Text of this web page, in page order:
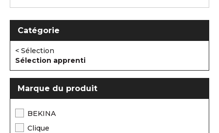
Catégorie
< Sélection
Sélection apprenti
Marque du produit
BEKINA
Clique